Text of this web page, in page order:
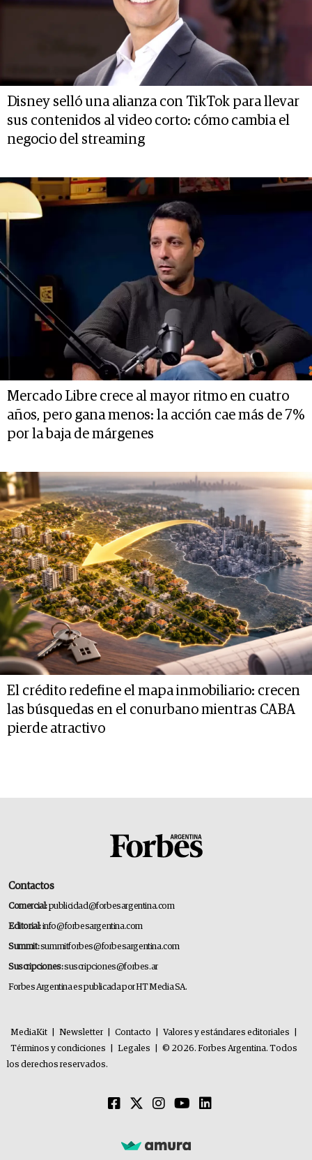
Disney selló una alianza con TikTok para llevar
sus contenidos al video corto: cómo cambia el
negocio del streaming
Mercado Libre crece al mayor ritmo en cuatro
años, pero gana menos: la acción cae más de 7%
por la baja de márgenes
El crédito redefine el mapa inmobiliario: crecen
las búsquedas en el conurbano mientras CABA
pierde atractivo
Contactos
Comercial:publicidad@forbesargentina.com
Editorial:info@forbesargentina.com
Summit:summitforbes@forbesargentina.com
Suscripciones:suscripciones@forbes.ar
Forbes Argentina es publicada por HT Media SA.
MediaKit Newsletter Contacto Valores y estándares editoriales
Términos y condiciones
Legales
© 2026. Forbes Argentina. Todos
los derechos reservados.